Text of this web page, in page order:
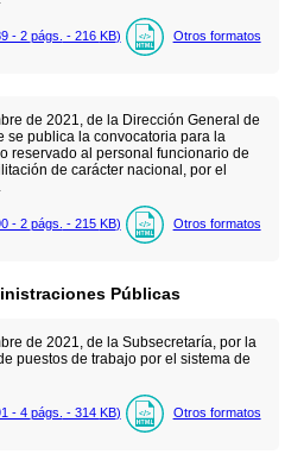
- 2 págs. - 216 KB) Otros formatos
de 2021, de la Dirección General de
se publica la convocatoria para la
reservado al personal funcionario de
de carácter nacional, por el
- 2 págs. - 215 KB) Otros formatos
Públicas
de 2021, de la Subsecretaría, por la
puestos de trabajo por el sistema de
- 4 págs. - 314 KB) Otros formatos